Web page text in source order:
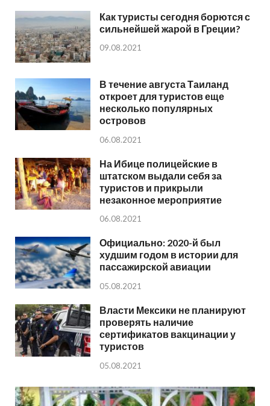
Как туристы сегодня борются с
сильнейшей жарой в Греции?
09.08.2021
В течение августа Таиланд
откроет для туристов еще
несколько популярных
островов
06.08.2021
На Ибице полицейские в
штатском выдали себя за
туристов и прикрыли
незаконное мероприятие
06.08.2021
Официально: 2020-й был
худшим годом в истории для
пассажирской авиации
05.08.2021
Власти Мексики не планируют
проверять наличие
сертификатов вакцинации у
туристов
05.08.2021